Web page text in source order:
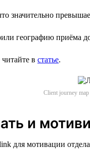
значительно
географию приёма
в статье.
Client journey
и
для мотивации